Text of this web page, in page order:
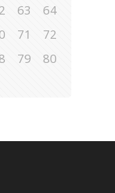
63
64
71
72
79
80